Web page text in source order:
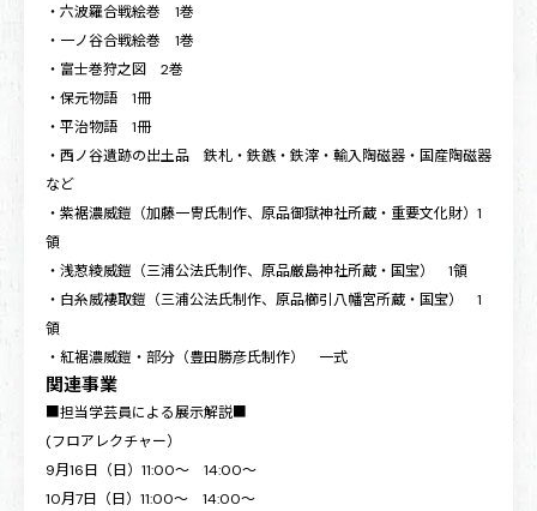
・六波羅合戦絵巻 1巻
・一ノ谷合戦絵巻 1巻
・富士巻狩之図 2巻
・保元物語 1冊
・平治物語 1冊
・西ノ谷遺跡の出土品 鉄札・鉄鏃・鉄滓・輸入陶磁器・国産陶磁器
など
・紫裾濃威鎧（加藤一冑氏制作、原品御獄神社所蔵・重要文化財）1
領
・浅荵綾威鎧（三浦公法氏制作、原品厳島神社所蔵・国宝） 1領
・白糸威褄取鎧（三浦公法氏制作、原品櫛引八幡宮所蔵・国宝） 1
領
・紅裾濃威鎧・部分（豊田勝彦氏制作） 一式
関連事業
■担当学芸員による展示解説■
(フロアレクチャー）
9月16日（日）11:00～ 14:00～
10月7日（日）11:00～ 14:00～